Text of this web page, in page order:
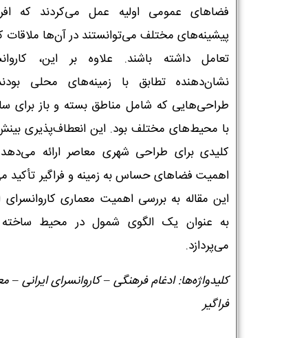
فضاهای عمومی اولیه عمل می‌کردند که
پیشینه‌های مختلف می‌توانستند در آن‌ها ملاقات
تعامل داشته باشند. علاوه بر این،
نشان‌دهنده تطابق با زمینه‌های محلی
طراحی‌هایی که شامل مناطق بسته و باز برای
با محیط‌های مختلف بود. این انعطاف‌پذیری
کلیدی برای طراحی شهری معاصر ارائه
اهمیت فضاهای حساس به زمینه و فراگیر تأکید
این مقاله به بررسی اهمیت معماری کاروانسرای
به عنوان یک الگوی شمول در محیط
می‌پردازد.
کلیدواژه‌ها: ادغام فرهنگی – کاروانسرای ایرانی –
فراگیر